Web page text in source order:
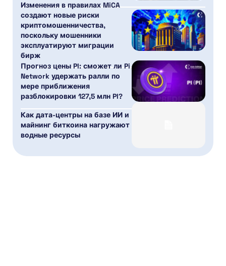
Изменения в правилах MiCA
создают новые риски
криптомошенничества,
поскольку мошенники
эксплуатируют миграции
бирж
Прогноз цены PI: сможет ли Pi
Network удержать ралли по
мере приближения
разблокировки 127,5 млн PI?
Как дата-центры на базе ИИ и
майнинг биткоина нагружают
водные ресурсы